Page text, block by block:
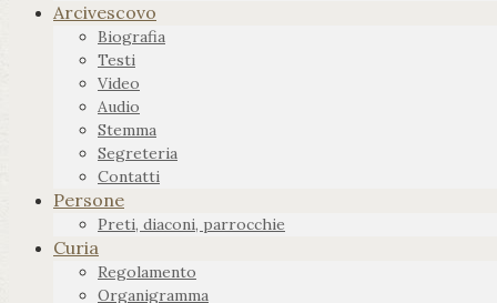
Arcivescovo
Biografia
Testi
Video
Audio
Stemma
Segreteria
Contatti
Persone
Preti, diaconi, parrocchie
Curia
Regolamento
Organigramma